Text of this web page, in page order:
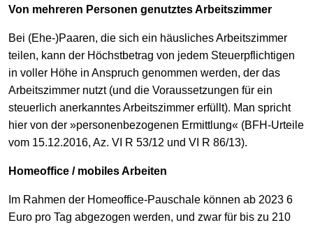
Von mehreren Personen genutztes Arbeitszimmer
Bei (Ehe-)Paaren, die sich ein häusliches Arbeitszimmer
teilen, kann der Höchstbetrag von jedem Steuerpflichtigen
in voller Höhe in Anspruch genommen werden, der das
Arbeitszimmer nutzt (und die Voraussetzungen für ein
steuerlich anerkanntes Arbeitszimmer erfüllt). Man spricht
hier von der »personenbezogenen Ermittlung« (BFH-Urteile
vom 15.12.2016, Az. VI R 53/12 und VI R 86/13).
Homeoffice / mobiles Arbeiten
Im Rahmen der Homeoffice-Pauschale können ab 2023 6
Euro pro Tag abgezogen werden, und zwar für bis zu 210